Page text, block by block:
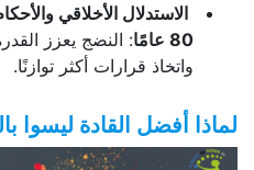
الاستدلال الأخلاقي
80 عامًا
: النضج يعزز
واتخاذ قرارات أكثر توازنًا.
لماذا أفضل القادة ليسوا